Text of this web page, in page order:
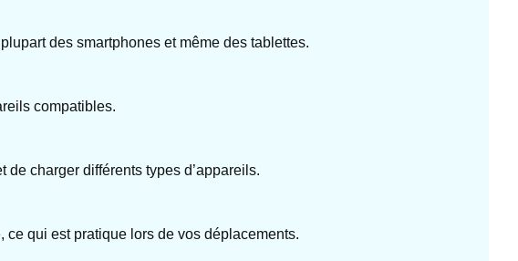
des smartphones et même des tablettes.
compatibles.
charger différents types d’appareils.
qui est pratique lors de vos déplacements.